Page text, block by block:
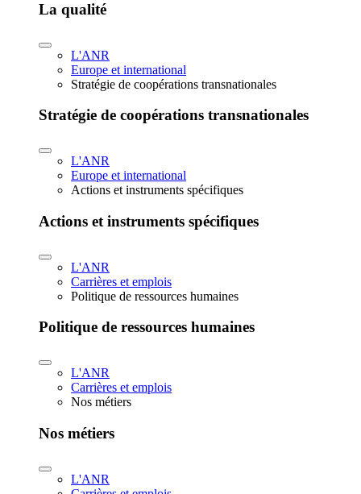
La qualité
L'ANR
Europe et international
Stratégie de coopérations transnationales
Stratégie de coopérations transnationales
L'ANR
Europe et international
Actions et instruments spécifiques
Actions et instruments spécifiques
L'ANR
Carrières et emplois
Politique de ressources humaines
Politique de ressources humaines
L'ANR
Carrières et emplois
Nos métiers
Nos métiers
L'ANR